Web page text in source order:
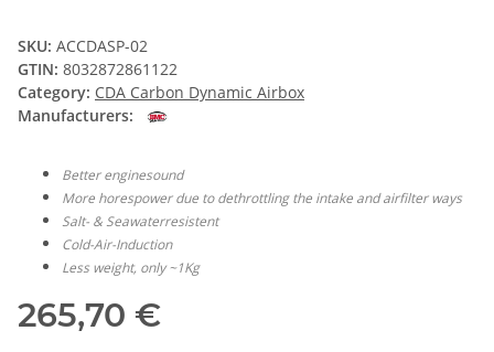
SKU: ACCDASP-02
GTIN: 8032872861122
Category: CDA Carbon Dynamic Airbox
Manufacturers:
Better enginesound
More horespower due to dethrottling the intake and airfilter ways
Salt- & Seawaterresistent
Cold-Air-Induction
Less weight, only ~1Kg
265,70 €